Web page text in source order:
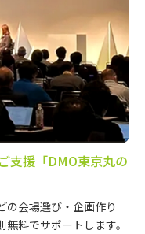
支援「DMO東京丸の
の会場選び・企画作り
料でサポートします。